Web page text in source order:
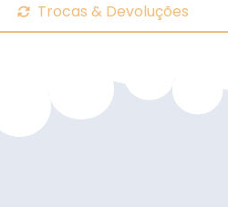
Trocas & Devoluções